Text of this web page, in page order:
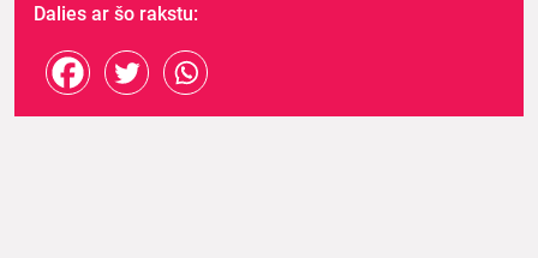
Dalies ar šo rakstu: